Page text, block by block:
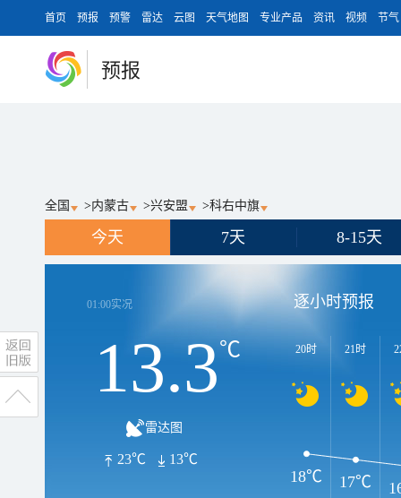
首页 预报 预警 雷达 云图 天气地图 专业产品 资讯 视频 节气
预报
全国 >内蒙古 >兴安盟 >科右中旗
今天 7天 8-15天
01:00实况
13.3℃
雷达图
23℃ 13℃
逐小时预报
20时 21时
18℃ 17℃